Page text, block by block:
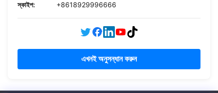
স্কাইপ:
+8618929996666
এখনই অনুসন্ধান করুন